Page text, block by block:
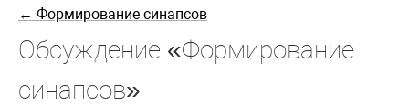
← Формирование синапсов
Обсуждение «Формирование
синапсов»